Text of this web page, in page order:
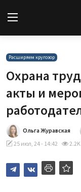
Вход
Новости
Статьи
Авторы
Архив
Расширяем кругозор
Охрана
акты и
Ольга Журавская
25 июл, 24 - 14:42
2.2K